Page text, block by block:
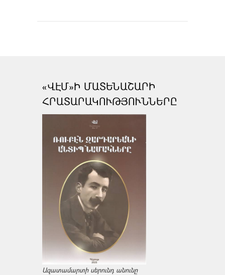
«ՎԷՄ»Ի ՄԱՏԵՆԱՇԱՐԻ
ՀՐԱՏԱՐԱԿՈՒԹՅՈՒՆՆԵՐԸ
Ազատամարտի սերունդ անունը